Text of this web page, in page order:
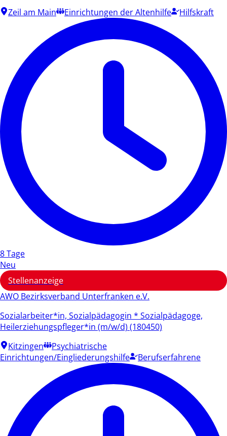
Zeil am Main
Einrichtungen der Altenhilfe Hilfskraft
8 Tage
Neu
Stellenanzeige
AWO Bezirksverband Unterfranken e.V.
Sozialarbeiter*in, Sozialpädagogin * Sozialpädagoge,
Heilerziehungspfleger*in (m/w/d) (180450)
Kitzingen
Psychiatrische
Einrichtungen/Eingliederungshilfe
Berufserfahrene